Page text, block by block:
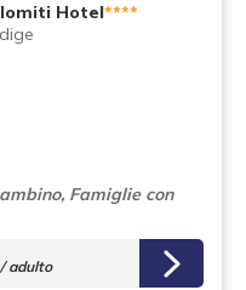
Hotel****
Famiglie con
adulto